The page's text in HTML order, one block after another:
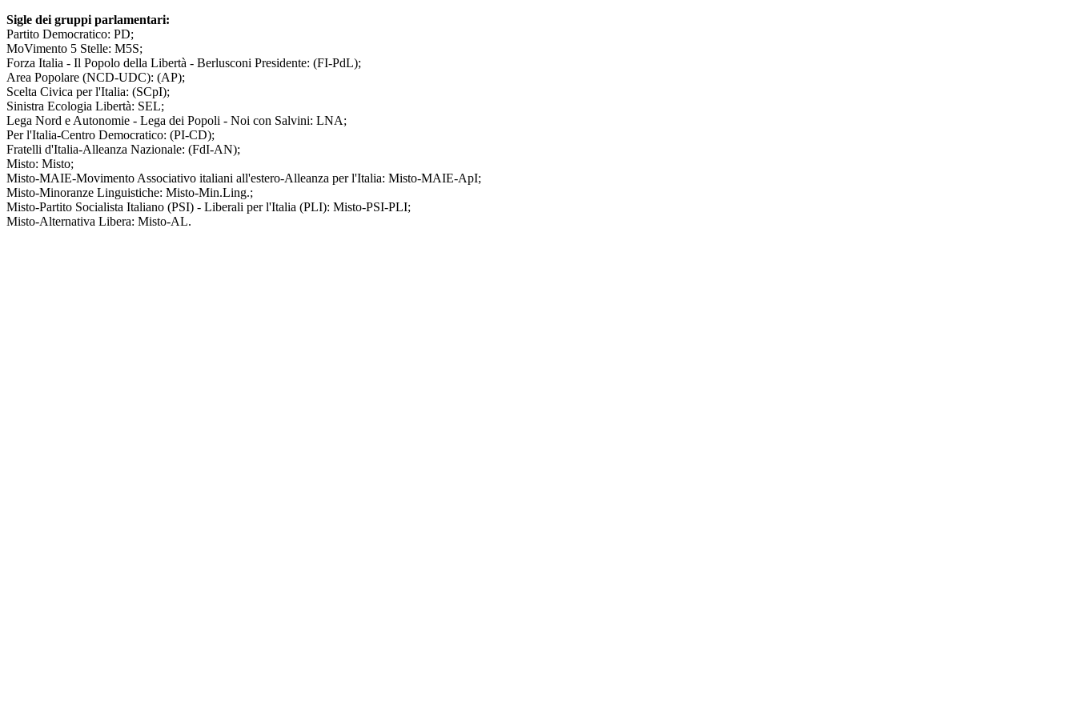
Sigle dei gruppi parlamentari:
Partito Democratico: PD;
MoVimento 5 Stelle: M5S;
Forza Italia - Il Popolo della Libertà - Berlusconi Presidente: (FI-PdL);
Area Popolare (NCD-UDC): (AP);
Scelta Civica per l'Italia: (SCpI);
Sinistra Ecologia Libertà: SEL;
Lega Nord e Autonomie - Lega dei Popoli - Noi con Salvini: LNA;
Per l'Italia-Centro Democratico: (PI-CD);
Fratelli d'Italia-Alleanza Nazionale: (FdI-AN);
Misto: Misto;
Misto-MAIE-Movimento Associativo italiani all'estero-Alleanza per l'Italia: Misto-MAIE-ApI;
Misto-Minoranze Linguistiche: Misto-Min.Ling.;
Misto-Partito Socialista Italiano (PSI) - Liberali per l'Italia (PLI): Misto-PSI-PLI;
Misto-Alternativa Libera: Misto-AL.